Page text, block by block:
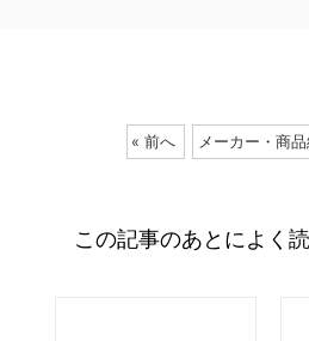
« 前へ メーカー・商
この記事のあとによく